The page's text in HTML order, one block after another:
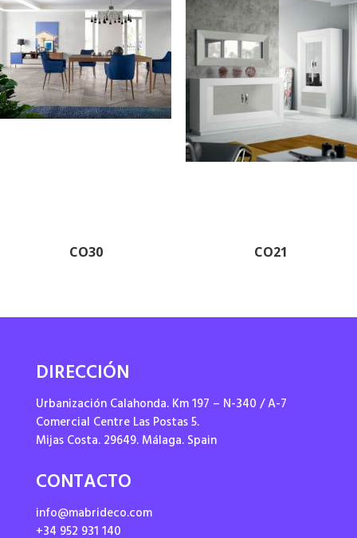
CO30 CO21
DIRECCIÓN
Urbanización Calahonda. Km 197 – N-340 / A-7
Comercial Centre Las Postas 5.
Mijas Costa. 29649. Málaga. Spain
CONTACTO
info@mabrideco.com
+34 952 931 140